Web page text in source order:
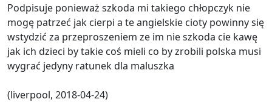
Podpisuje ponieważ szkoda mi takiego chłopczyk nie
mogę patrzeć jak cierpi a te angielskie cioty powinny się
wstydzić za przeproszeniem ze im nie szkoda cie kawę
jak ich dzieci by takie coś mieli co by zrobili polska musi
wygrać jedyny ratunek dla maluszka
(liverpool, 2018-04-24)